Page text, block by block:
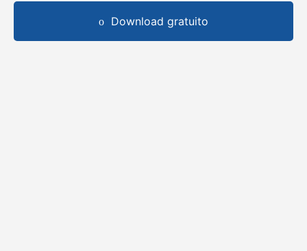
Download gratuito